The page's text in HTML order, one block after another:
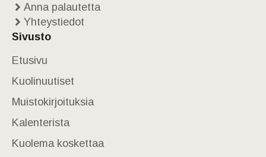
Anna palautetta
Yhteystiedot
Sivusto
Etusivu
Kuolinuutiset
Muistokirjoituksia
Kalenterista
Kuolema koskettaa